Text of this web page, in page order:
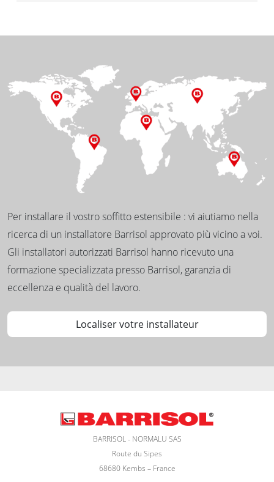
Per installare il vostro soffitto estensibile : vi aiutiamo nella
ricerca di un installatore Barrisol approvato più vicino a voi.
Gli installatori autorizzati Barrisol hanno ricevuto una
formazione specializzata presso Barrisol, garanzia di
eccellenza e qualità del lavoro.
Localiser votre installateur
BARRISOL - NORMALU SAS
Route du Sipes
68680 Kembs – France